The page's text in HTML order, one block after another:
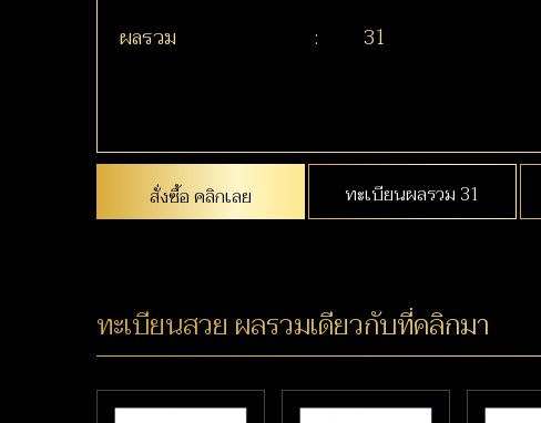
ผลรวม
: 31
สั่งซื้อ คลิกเลย ทะเบียนผลรวม 31
ทะเบียนสวย ผลรวมเดียวกับที่คลิกมา